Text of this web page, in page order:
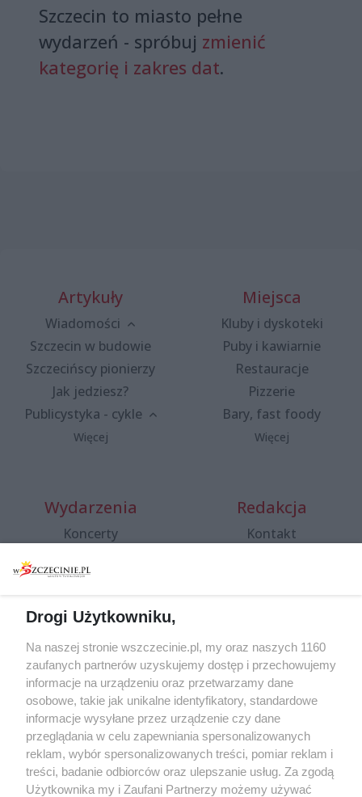
Szczecin to miasto pełne
wydarzeń - spróbuj zmienić
kategorię i zakres dat.
Artykuły
Wiadomości
Szczecin w budowie
Szczecińscy pionierzy
Jak jedziesz?
Publicystyka - cykle
Więcej
Miejsca
Kluby i dyskoteki
Puby i kawiarnie
Restauracje
Pizzerie
Bary, fast foody
Więcej
Wydarzenia
Koncerty
Spacery i oprowadzania
targi
Wernisaże
Więcej
Redakcja
Kontakt
Specjalny koncert z okazji
20. urodzin portalu
wSzczecinie.pl
Regulamin konkursów
śniadaniówka "Hej
Szczecin! Jest piątek!"
Drogi Użytkowniku,
Na naszej stronie wszczecinie.pl, my oraz naszych 1160
zaufanych partnerów uzyskujemy dostęp i przechowujemy
informacje na urządzeniu oraz przetwarzamy dane
osobowe, takie jak unikalne identyfikatory, standardowe
informacje wysyłane przez urządzenie czy dane
przeglądania w celu zapewniania spersonalizowanych
reklam, wybór spersonalizowanych treści, pomiar reklam i
treści, badanie odbiorców oraz ulepszanie usług. Za zgodą
Użytkownika my i Zaufani Partnerzy możemy używać